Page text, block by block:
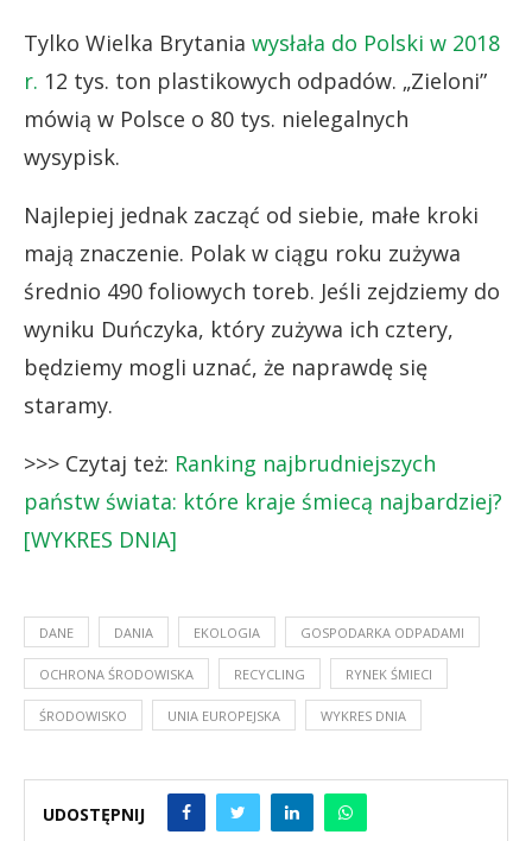
Tylko Wielka Brytania wysłała do Polski w 2018
r. 12 tys. ton plastikowych odpadów. „Zieloni”
mówią w Polsce o 80 tys. nielegalnych
wysypisk.
Najlepiej jednak zacząć od siebie, małe kroki
mają znaczenie. Polak w ciągu roku zużywa
średnio 490 foliowych toreb. Jeśli zejdziemy do
wyniku Duńczyka, który zużywa ich cztery,
będziemy mogli uznać, że naprawdę się
staramy.
>>> Czytaj też: Ranking najbrudniejszych
państw świata: które kraje śmiecą najbardziej?
[WYKRES DNIA]
DANE DANIA EKOLOGIA GOSPODARKA ODPADAMI
OCHRONA ŚRODOWISKA RECYCLING RYNEK ŚMIECI
ŚRODOWISKO UNIA EUROPEJSKA WYKRES DNIA
UDOSTĘPNIJ